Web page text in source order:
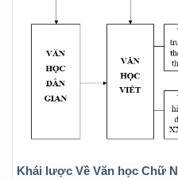
Khái lược Về Văn học Chữ